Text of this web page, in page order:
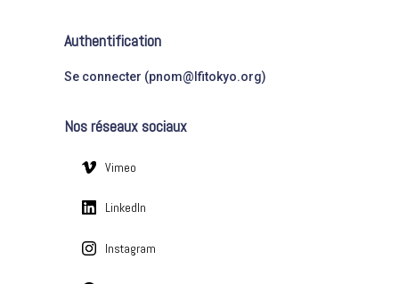
g
o
e
Authentification
Se connecter (pnom@lfitokyo.org)
Nos réseaux sociaux
Vimeo
LinkedIn
Instagram